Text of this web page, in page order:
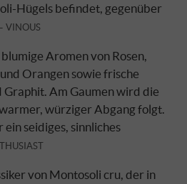
Hügels befindet, gegenüber
VINOUS
Aromen von Rosen,
Orangen sowie frische
Am Gaumen wird die
würziger Abgang folgt.
ein seidiges, sinnliches
von Montosoli cru, der in